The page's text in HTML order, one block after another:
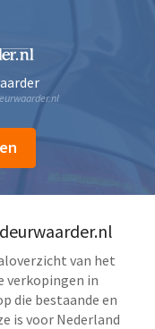
van het
verkopingen in
die bestaande en
is voor Nederland